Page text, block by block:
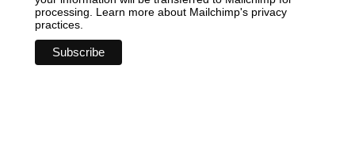
processing. Learn more about Mailchimp's privacy
practices.